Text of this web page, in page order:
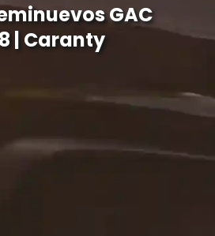
GAC
| Caranty